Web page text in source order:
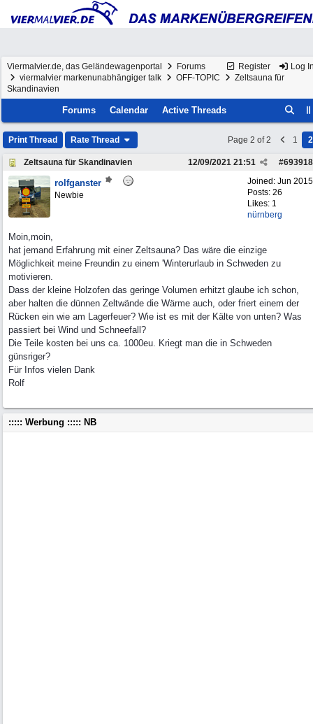
Register Log
Viermalvier.de, das Geländewagenportal
Forums
viermalvier markenunabhängiger talk
OFF-TOPIC
Zeltsauna für
Skandinavien
Forums Calendar Active Threads
Print Thread Rate Thread Page 2 of 2 1 2
Zeltsauna für Skandinavien #693918
12/09/2021 21:51
Joined: Jun 2015
Posts: 26
Likes: 1
nürnberg
rolfganster
Newbie
Moin,moin,
hat jemand Erfahrung mit einer Zeltsauna? Das wäre die einzige
Möglichkeit meine Freundin zu einem 'Winterurlaub in Schweden zu
motivieren.
Dass der kleine Holzofen das geringe Volumen erhitzt glaube ich schon,
aber halten die dünnen Zeltwände die Wärme auch, oder friert einem der
Rücken ein wie am Lagerfeuer? Wie ist es mit der Kälte von unten? Was
passiert bei Wind und Schneefall?
Die Teile kosten bei uns ca. 1000eu. Kriegt man die in Schweden
günsriger?
Für Infos vielen Dank
Rolf
::::: Werbung ::::: NB